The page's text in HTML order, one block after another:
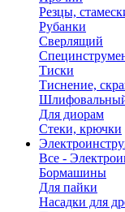
Резцы,
Рубанки
Сверлящий
Тиски
Тиснение,
Для диорам
Стеки, крючки
Все -
Бормашины
Для пайки
Насадки для